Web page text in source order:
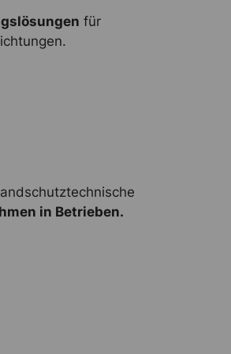
für
in Betrieben.